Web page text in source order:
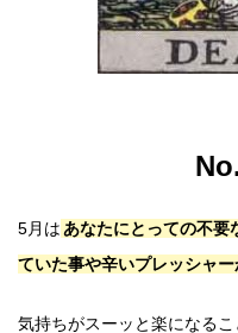
5月は あなたにとっての不要
ていた事や辛いプレッシャ
気持ちがスーッと楽になるこ